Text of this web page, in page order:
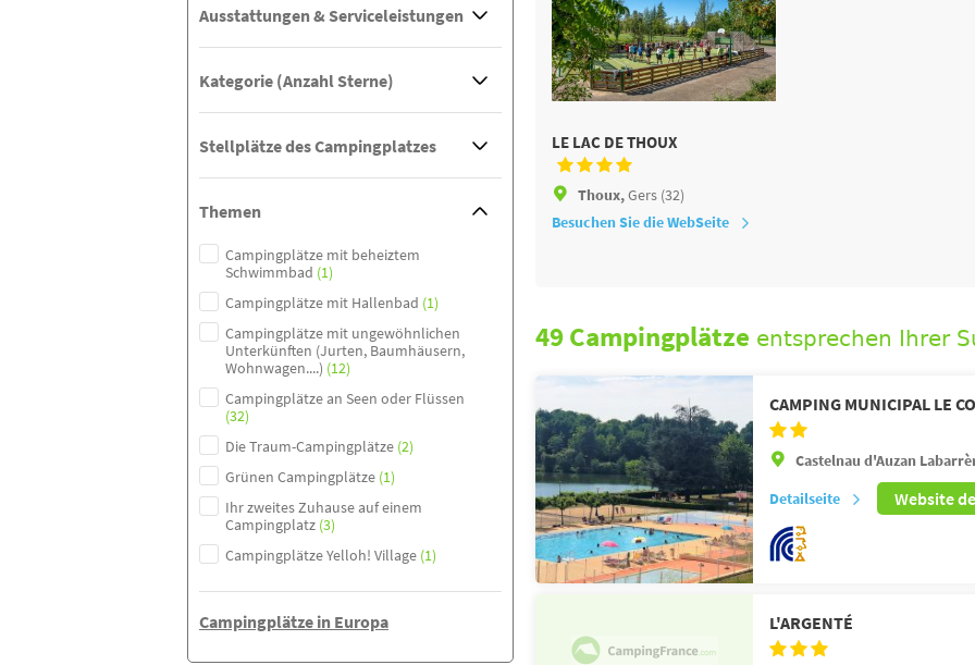
Ausstattungen & Serviceleistungen
Kategorie (Anzahl Sterne)
Stellplätze des Campingplatzes
Themen
Campingplätze mit beheiztem
Schwimmbad (1)
Campingplätze mit Hallenbad (1)
Campingplätze mit ungewöhnlichen
Unterkünften (Jurten, Baumhäusern,
Wohnwagen....) (12)
Campingplätze an Seen oder Flüssen
(32)
Die Traum-Campingplätze (2)
Grünen Campingplätze (1)
Ihr zweites Zuhause auf einem
Campingplatz (3)
Campingplätze Yelloh! Village (1)
Campingplätze in Europa
LE LAC DE THOUX
Thoux,Gers (32)
Besuchen Sie die WebSeite
49 Campingplätze entsprechen Ihrer
CAMPING MUNICIPAL LE
Castelnau d'Auzan
Detailseite
Website
L'ARGENTÉ